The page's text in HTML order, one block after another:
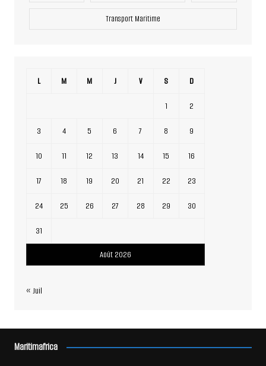
Transport Maritime
Août 2026
L M M J V S D
1 2
3 4 5 6 7 8 9
10 11 12 13 14 15 16
17 18 19 20 21 22 23
24 25 26 27 28 29 30
31
« Juil
Maritimafrica